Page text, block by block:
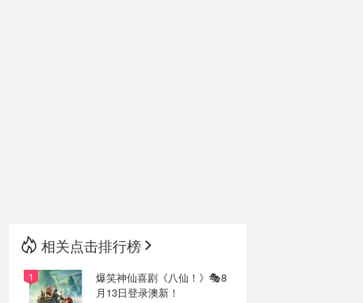
相关点击排行榜
爆笑神仙喜剧《八仙！》🎭8
月13日登录澳新！